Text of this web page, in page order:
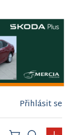
Přihlásit se